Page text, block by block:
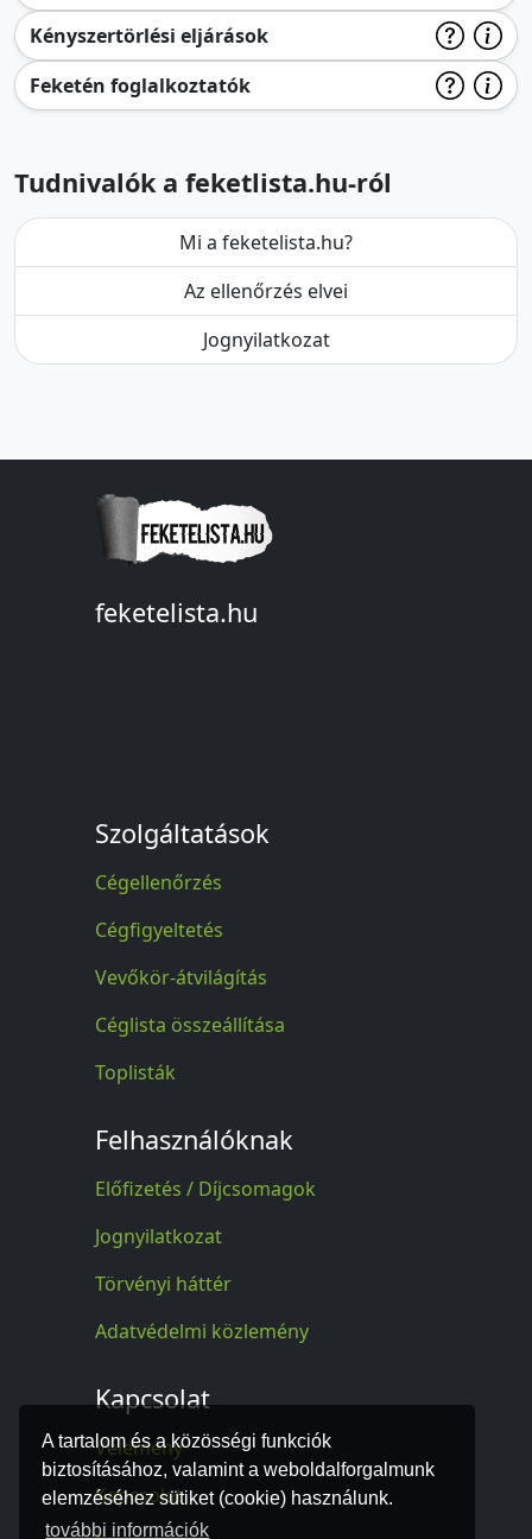
A tartalom és a közösségi funkciók
biztosításához, valamint a weboldalforgalmunk
elemzéséhez sütiket (cookie) használunk.
további információk
Kényszertörlési eljárások
Feketén foglalkoztatók
Tudnivalók a feketlista.hu-ról
Mi a feketelista.hu?
Az ellenőrzés elvei
Jognyilatkozat
feketelista.hu
Szolgáltatások
Cégellenőrzés
Cégfigyeltetés
Vevőkör-átvilágítás
Céglista összeállítása
Toplisták
Felhasználóknak
Előfizetés / Díjcsomagok
Jognyilatkozat
Törvényi háttér
Adatvédelmi közlemény
Kapcsolat
Vélemény
Kapcsolat